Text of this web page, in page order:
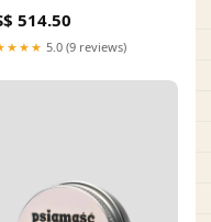
514.50
5.0 (9 reviews)